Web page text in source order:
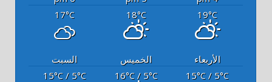
19°C
18°C
17°C
الأربعاء الخميس
السبت
15°C / 5°C
16°C/ 5°C
15°C/ 5°C